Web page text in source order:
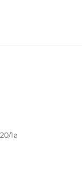
1а